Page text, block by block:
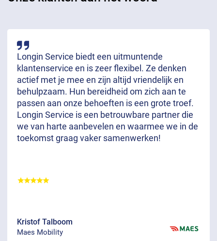
Longin Service biedt een uitmuntende
klantenservice en is zeer flexibel. Ze denken
actief met je mee en zijn altijd vriendelijk en
behulpzaam. Hun bereidheid om zich aan te
passen aan onze behoeften is een grote troef.
Longin Service is een betrouwbare partner die
we van harte aanbevelen en waarmee we in de
toekomst graag vaker samenwerken!
Kristof Talboom
Maes Mobility